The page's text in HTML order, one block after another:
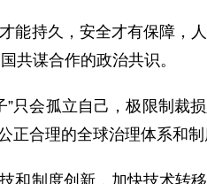
能持久，安全才有保障，
共谋合作的政治共识。
会孤立自己，极限制裁
合理的全球治理体系和制
和制度创新，加快技术转